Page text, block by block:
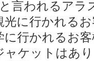
言われるアラ
光に行かれる
に行かれるお
ャケットはあ